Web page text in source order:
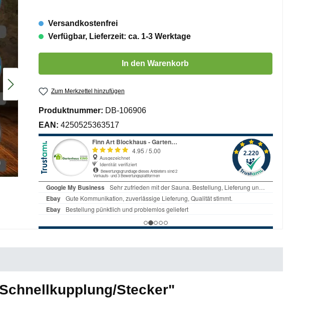
Versandkostenfrei
Verfügbar, Lieferzeit: ca. 1-3 Werktage
Produkt Anzahl: Gib den gewünschten Wert ein oder benutze die Schaltflächen um
In den Warenkorb
Zum Merkzettel hinzufügen
Produktnummer: DB-106906
EAN: 4250525363517
Stecker"